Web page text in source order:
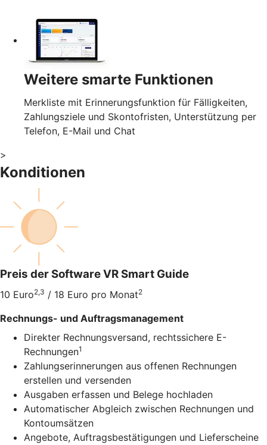
Weitere smarte Funktionen
Merkliste mit Erinnerungsfunktion für Fälligkeiten,
Zahlungsziele und Skontofristen, Unterstützung per
Telefon, E-Mail und Chat
>
Konditionen
Preis der Software VR Smart Guide
10 Euro2,3 / 18 Euro pro Monat2
Rechnungs- und Auftragsmanagement
Direkter Rechnungsversand, rechtssichere E-
Rechnungen1
Zahlungserinnerungen aus offenen Rechnungen
erstellen und versenden
Ausgaben erfassen und Belege hochladen
Automatischer Abgleich zwischen Rechnungen und
Kontoumsätzen
Angebote, Auftragsbestätigungen und Lieferscheine